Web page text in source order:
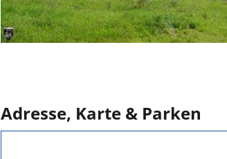
Adresse, Karte & Parken